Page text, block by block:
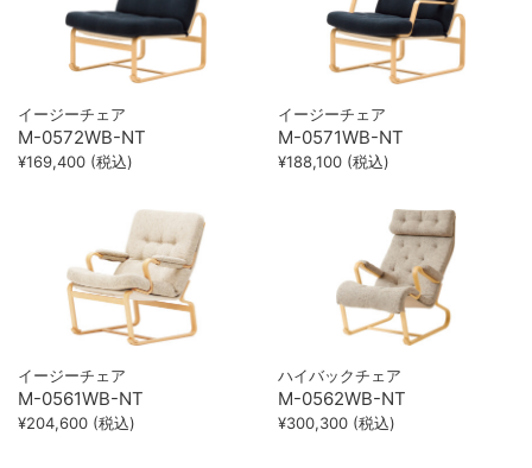
イージーチェア
M-0572WB-NT
¥169,400 (税込)
イージーチェア
M-0571WB-NT
¥188,100 (税込)
イージーチェア
M-0561WB-NT
¥204,600 (税込)
ハイバックチェア
M-0562WB-NT
¥300,300 (税込)